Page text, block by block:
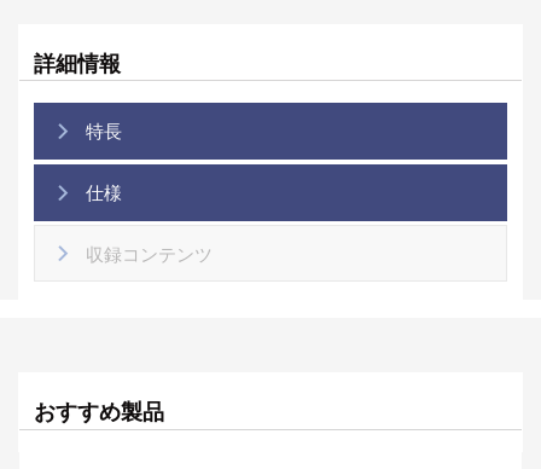
詳細情報
特長
仕様
収録コンテンツ
おすすめ製品